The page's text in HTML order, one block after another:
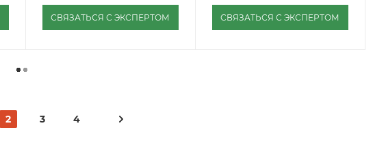
СВЯЗАТЬСЯ С ЭКСПЕРТОМ СВЯЗАТЬСЯ С ЭКСПЕРТОМ
2 3 4